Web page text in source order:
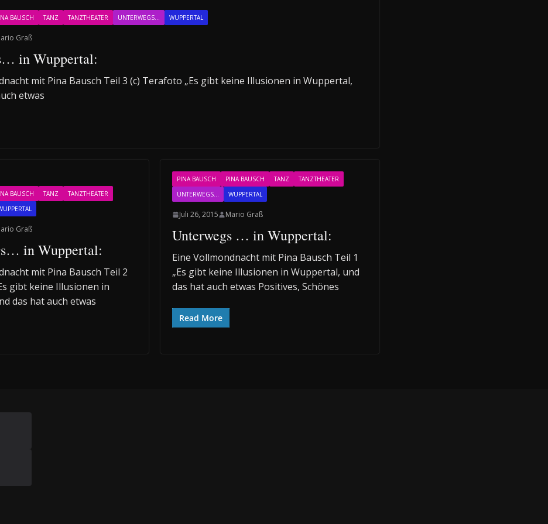
BAUSCH TANZ TANZTHEATER UNTERWEGS... WUPPERTAL
Graß
in Wuppertal:
mit Pina Bausch Teil 3 (c) Terafoto „Es gibt keine Illusionen in Wuppertal,
etwas
BAUSCH TANZ
TANZTHEATER
Graß
in Wuppertal:
mit Pina Bausch Teil 2
gibt keine Illusionen in
das hat auch etwas
PINA BAUSCH PINA BAUSCH TANZ
TANZTHEATER
UNTERWEGS...
WUPPERTAL
Juli 26, 2015 Mario Graß
Unterwegs … in Wuppertal:
Eine Vollmondnacht mit Pina Bausch Teil 1
„Es gibt keine Illusionen in Wuppertal, und
das hat auch etwas Positives, Schönes
Read More